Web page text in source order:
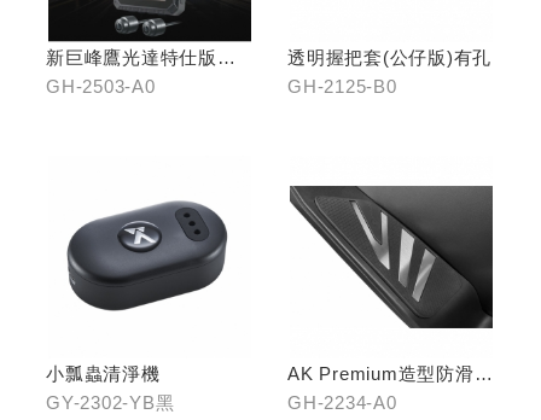
新巨峰鷹光達特仕版行
車紀錄器
GH-2503-A0
透明握把套(公仔版)有孔
GH-2125-B0
小瓢蟲清淨機
GY-2302-YB黑
AK Premium造型防滑踏
板(前踏)
GH-2234-A0